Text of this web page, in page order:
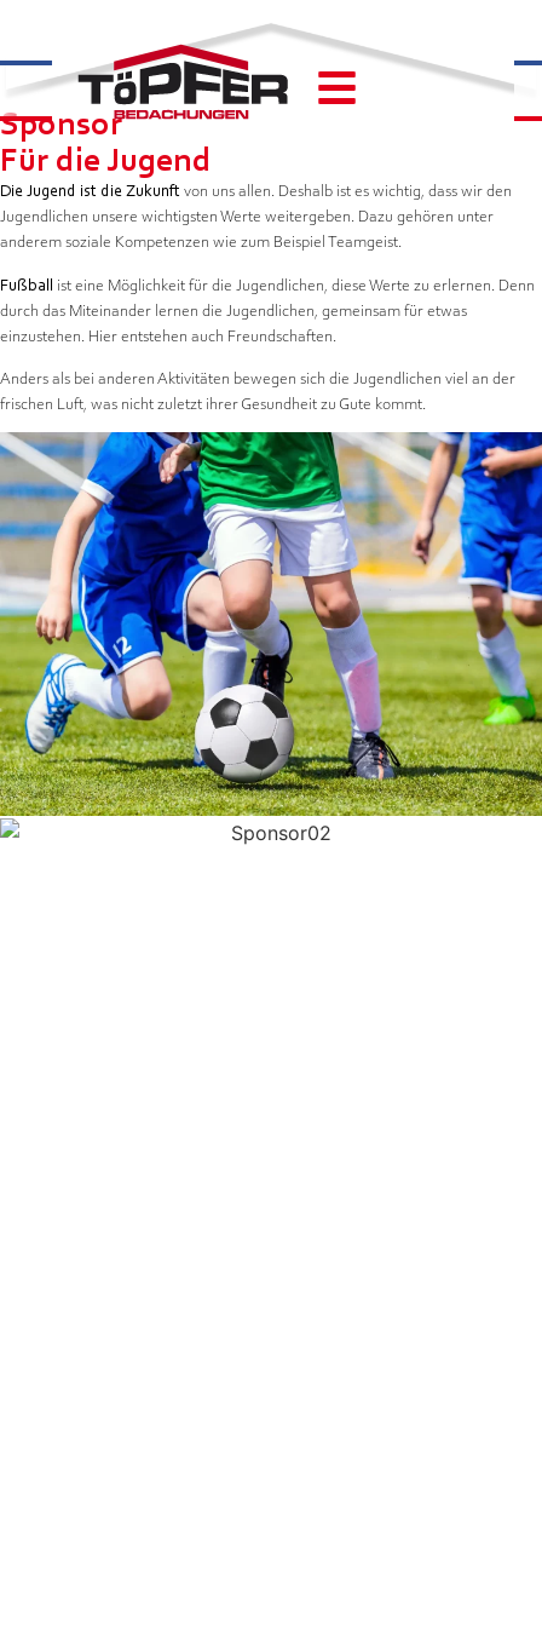
Sponsor
Für die Jugend
Die Jugend ist die Zukunft von uns allen. Deshalb ist es wichtig, dass wir den
Jugendlichen unsere wichtigsten Werte weitergeben. Dazu gehören unter
anderem soziale Kompetenzen wie zum Beispiel Teamgeist.
Fußball ist eine Möglichkeit für die Jugendlichen, diese Werte zu erlernen. Denn
durch das Miteinander lernen die Jugendlichen, gemeinsam für etwas
einzustehen. Hier entstehen auch Freundschaften.
Anders als bei anderen Aktivitäten bewegen sich die Jugendlichen viel an der
frischen Luft, was nicht zuletzt ihrer Gesundheit zu Gute kommt.